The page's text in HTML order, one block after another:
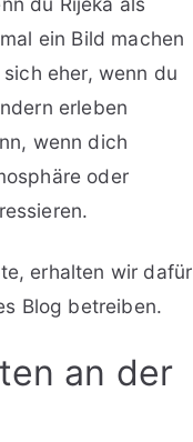
ein Bild machen
eher, wenn du
erleben
wenn dich
oder
erhalten wir dafür
Blog betreiben.
an der